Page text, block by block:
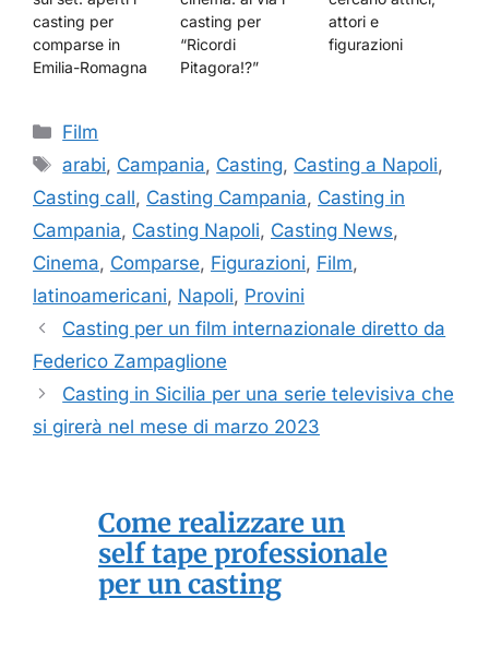
casting per
comparse in
Emilia-Romagna
casting per
“Ricordi
Pitagora!?”
attori e
figurazioni
Categorie
Film
Tag
arabi, Campania, Casting, Casting a Napoli,
Casting call, Casting Campania, Casting in
Campania, Casting Napoli, Casting News,
Cinema, Comparse, Figurazioni, Film,
latinoamericani, Napoli, Provini
Casting per un film internazionale diretto da
Federico Zampaglione
Casting in Sicilia per una serie televisiva che
si girerà nel mese di marzo 2023
Come realizzare un
self tape professionale
per un casting